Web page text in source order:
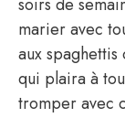
marier avec
aux
qui plaira à
tromper avec